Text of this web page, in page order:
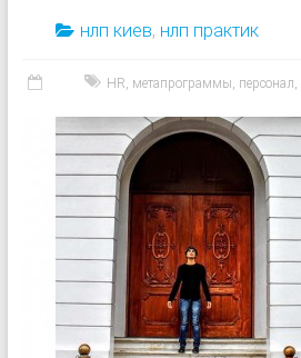
нлп киев, нлп практик
HR, метапрограммы, персонал,